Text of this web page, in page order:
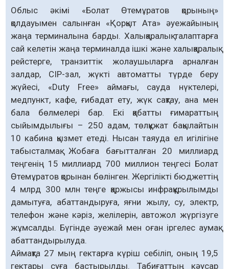
Облыс әкімі «Болат Өтемұратов қорының»
қолдауымен салынған «Қорқыт Ата» әуежайының
жаңа терминалына барды. Халықаралық талаптарға
сай келетін жаңа терминалда ішкі және халықаралық
рейстерге, транзиттік жолаушыларға арналған
залдар, CIP-зал, жүкті автоматты түрде беру
жүйесі, «Duty Free» аймағы, сауда нүктелері,
медпункт, кафе, ғибадат ету, жүк сақтау, ана мен
бала бөлмелері бар. Екі қабатты ғимараттың
сыйымдылығы – 250 адам, төлқұжат бақылайтын
10 кабина қызмет етеді. Нысан таяуда ел игілігіне
табысталмақ. Жобаға бағытталған 20 миллиард
теңгенің 15 миллиард 700 миллион теңгесі Болат
Өтемұратов қорынан бөлінген. Жергілікті бюджеттің
4 млрд 300 млн теңге қаржысы инфрақұрылымды
дамытуға, абаттандыруға, яғни жылу, су, электр,
телефон және кәріз, желілерін, автожол жүргізуге
жұмсалды. Бүгінде әуежай мен оған іргелес аумақ
абаттандырылуда.
Аймақта 27 мың гектарға күріш себіліп, оның 19,5
гектары суға бастырылды. Табиғаттың кәусар